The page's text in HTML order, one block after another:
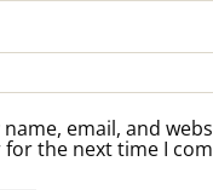
name, email, and
for the next time I